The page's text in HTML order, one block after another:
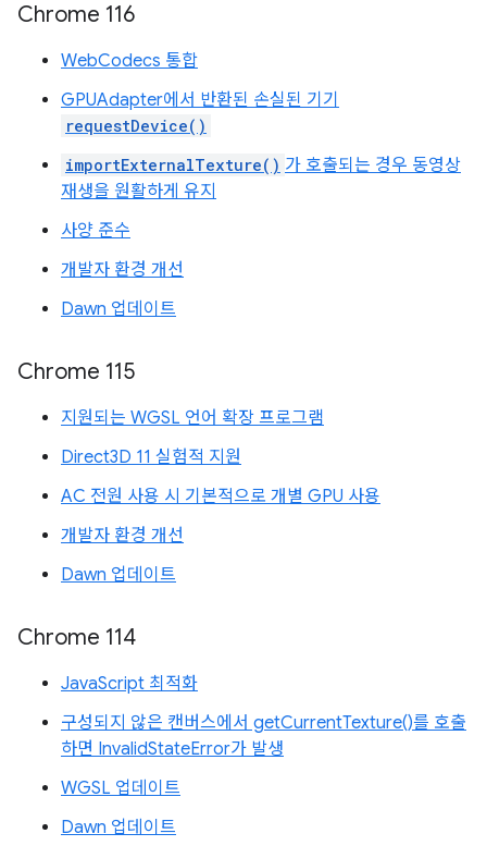
Chrome 116
WebCodecs 통합
GPUAdapter에서 반환된 손실된 기기
requestDevice()
importExternalTexture() 가 호출되는 경우 동영상
재생을 원활하게 유지
사양 준수
개발자 환경 개선
Dawn 업데이트
Chrome 115
지원되는 WGSL 언어 확장 프로그램
Direct3D 11 실험적 지원
AC 전원 사용 시 기본적으로 개별 GPU 사용
개발자 환경 개선
Dawn 업데이트
Chrome 114
JavaScript 최적화
구성되지 않은 캔버스에서 getCurrentTexture()를 호출
하면 InvalidStateError가 발생
WGSL 업데이트
Dawn 업데이트